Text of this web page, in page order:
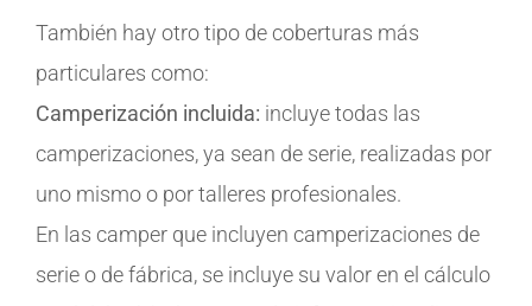
También hay otro tipo de coberturas más
particulares como:
Camperización incluida: incluye todas las
camperizaciones, ya sean de serie, realizadas por
uno mismo o por talleres profesionales.
En las camper que incluyen camperizaciones de
serie o de fábrica, se incluye su valor en el cálculo